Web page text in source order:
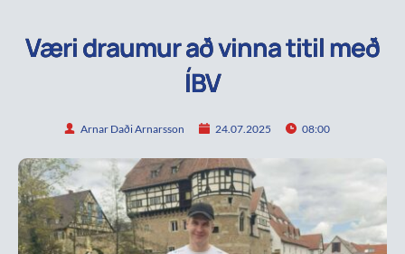
Væri draumur að vinna titil með
ÍBV
Arnar Daði Arnarsson 24.07.2025 08:00